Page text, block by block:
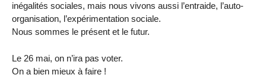
inégalités sociales, mais nous vivons aussi l’entraide, l’auto-
organisation, l’expérimentation sociale.
Nous sommes le présent et le futur.
Le 26 mai, on n’ira pas voter.
On a bien mieux à faire !